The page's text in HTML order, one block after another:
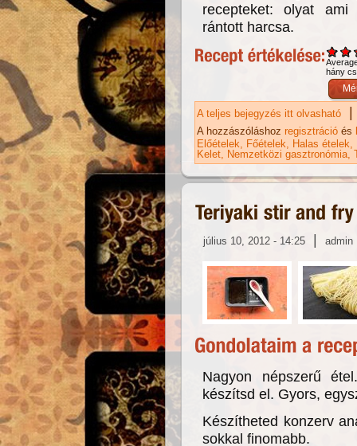
recepteket: olyat
rántott harcsa.
hány
A teljes bejegyzés itt olvasható |
A hozzászóláshoz regisztráció és
Előételek
Főételek Halas ételek
Kelet
Nemzetközi gasztronómia
július 10, 2012 - 14:25 | admin
Nagyon népszerű
készítsd el. Gyors,
Készítheted konzerv
sokkal finomabb.